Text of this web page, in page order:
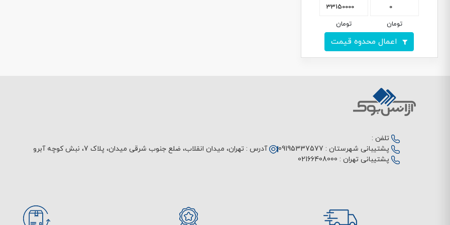
تومان تومان
اعمال محدوه قیمت
تلفن :
پشتیبانی شهرستان : 09195337577
پشتیبانی تهران : 02166408000
آدرس : تهران، میدان انقلاب، ضلع جنوب شرقی میدان، پلاک 7، نبش کوچه آبرو